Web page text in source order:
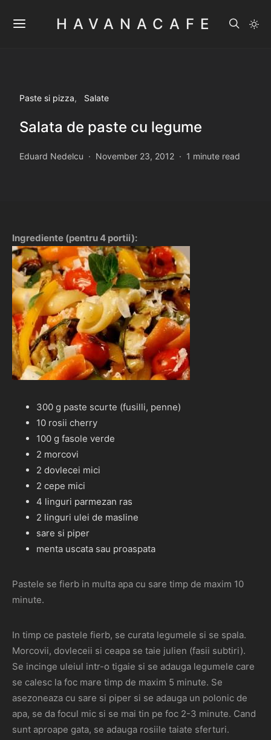
HAVANACAFE
Paste si pizza Salate
Salata de paste cu legume
Eduard Nedelcu November 23, 2012 1 minute read
Ingrediente (pentru 4 portii):
300 g paste scurte (fusilli, penne)
10 rosii cherry
100 g fasole verde
2 morcovi
2 dovlecei mici
2 cepe mici
4 linguri parmezan ras
2 linguri ulei de masline
sare si piper
menta uscata sau proaspata
Pastele se fierb in multa apa cu sare timp de maxim 10
minute.
In timp ce pastele fierb, se curata legumele si se spala.
Morcovii, dovleceii si ceapa se taie julien (fasii subtiri).
Se incinge uleiul intr-o tigaie si se adauga legumele care
se calesc la foc mare timp de maxim 5 minute. Se
asezoneaza cu sare si piper si se adauga un polonic de
apa, se da focul mic si se mai tin pe foc 2-3 minute. Cand
sunt aproape gata, se adauga rosiile taiate sferturi.